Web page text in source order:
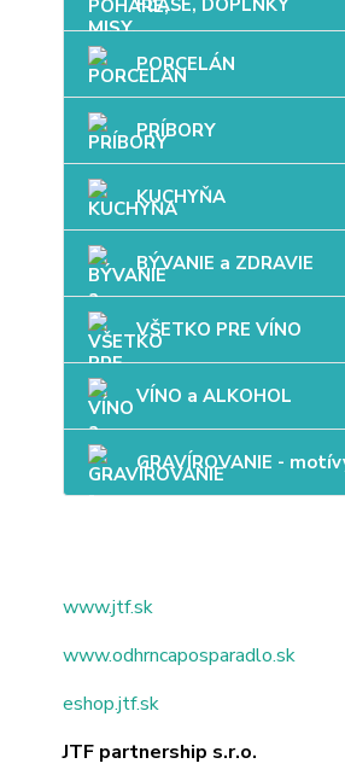
FĽAŠE, DOPLNKY
PORCELÁN
PRÍBORY
KUCHYŇA
BÝVANIE a ZDRAVIE
VŠETKO PRE VÍNO
VÍNO a ALKOHOL
GRAVÍROVANIE -
www.jtf.sk
www.odhrncaposparadlo.sk
eshop.jtf.sk
JTF partnership s.r.o.